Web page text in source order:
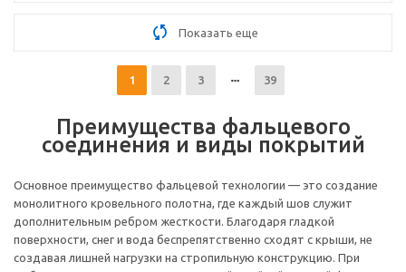
Показать еще
1 2 3 39
Преимущества фальцевого
соединения и виды покрытий
Основное преимущество фальцевой технологии — это создание
монолитного кровельного полотна, где каждый шов служит
дополнительным ребром жесткости. Благодаря гладкой
поверхности, снег и вода беспрепятственно сходят с крыши, не
создавая лишней нагрузки на стропильную конструкцию. При